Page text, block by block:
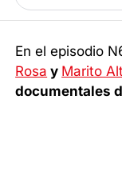
En el episodio
Rosa y Marito
documentales